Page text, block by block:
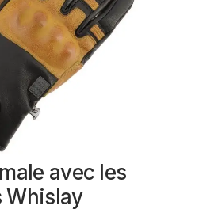
avec les
Whislay